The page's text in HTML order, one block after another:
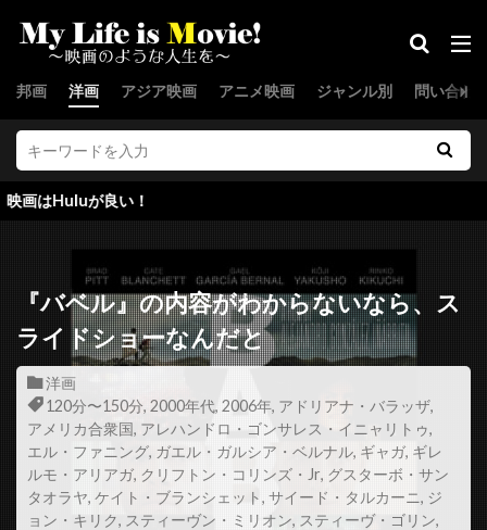
邦画 洋画 アジア映画 アニメ映画 ジャンル別 問い合わ
ジョー・スピネル
ジョー・セネカ
ジョー・ターケル
ジョー・パントリアーノ
ジョー・ピトカ
ジョー・フラハティ
ジョー・プロスペロ
ジョー・ペシ
ジョー・マンガニエロ
ジョー・ユーラ
ジョー・ランフト
ジョー・ロー・トルグリオ
ジリアン・ハンナ
ジル・バローニ
ジーナ・マッキー
スウェーデン
スカイダンス・プロダクションズ
スカンヤー・ウォンサターバット
スカーレット・ヨハンソン
スキップ・ウッズ
スキャットマン・クローザース
スクエア・ペグ
スコット・Z・バーンズ
良い！
『バベル』の内容がわからないなら、ス
ライドショーなんだと
洋画
120分〜150分, 2000年代, 2006年, アドリアナ・バラッザ,
アメリカ合衆国, アレハンドロ・ゴンサレス・イニャリトゥ,
エル・ファニング, ガエル・ガルシア・ベルナル, ギャガ, ギレ
ルモ・アリアガ, クリフトン・コリンズ・Jr, グスターボ・サン
タオラヤ, ケイト・ブランシェット, サイード・タルカーニ, ジ
ョン・キリク, スティーヴン・ミリオン, スティーヴ・ゴリン,